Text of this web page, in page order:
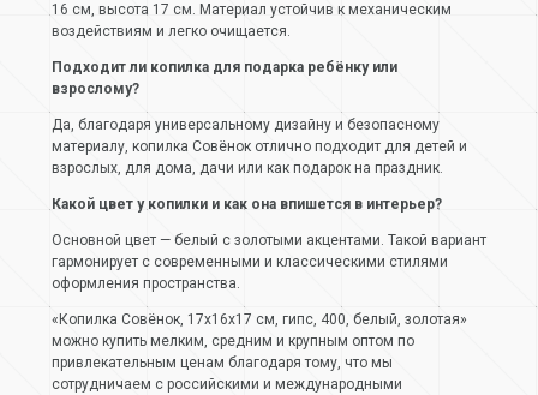
16 см, высота 17 см. Материал устойчив к механическим
воздействиям и легко очищается.
Подходит ли копилка для подарка ребёнку или
взрослому?
Да, благодаря универсальному дизайну и безопасному
материалу, копилка Совёнок отлично подходит для детей и
взрослых, для дома, дачи или как подарок на праздник.
Какой цвет у копилки и как она впишется в интерьер?
Основной цвет — белый с золотыми акцентами. Такой вариант
гармонирует с современными и классическими стилями
оформления пространства.
«Копилка Совёнок, 17х16х17 см, гипс, 400, белый, золотая»
можно купить мелким, средним и крупным оптом по
привлекательным ценам благодаря тому, что мы
сотрудничаем с российскими и международными